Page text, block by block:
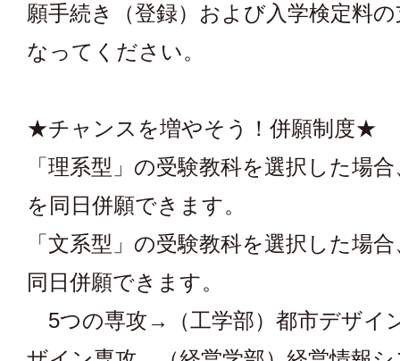
願手続き（登録）および入学検定料
なってください。
★チャンスを増やそう！併願制度★
「理系型」の受験教科を選択した場
を同日併願できます。
「文系型」の受験教科を選択した場
同日併願できます。
5つの専攻→（工学部）都市デザイ